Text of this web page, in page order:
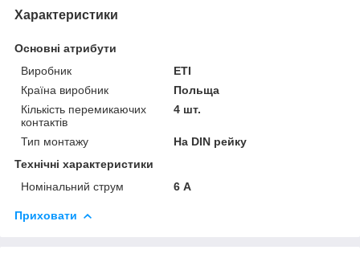
Характеристики
Основні атрибути
Виробник
ETI
Країна виробник
Польща
Кількість перемикаючих
контактів
4 шт.
Тип монтажу
На DIN рейку
Технічні характеристики
Номінальний струм
6 А
Приховати